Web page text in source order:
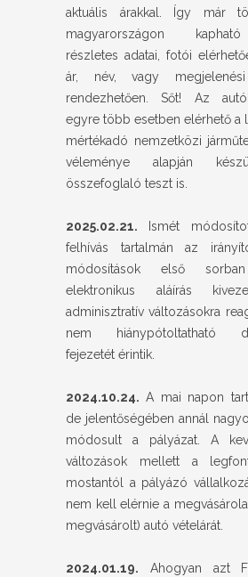
aktuális árakkal. Így már
magyarországon
részletes adatai, fotói
ár, név, vagy
rendezhetően. Sőt! Az
egyre több esetben elérhető a
mértékadó nemzetközi
véleménye alapján
összefoglaló teszt is.
2025.02.21. Ismét
felhívás tartalmán az
módosítások első
elektronikus aláírás
adminisztratív változásokra
nem hiánypótoltatható
fejezetét érintik.
2024.10.24. A mai napon
de jelentőségében annál
módosult a pályázat. A
változások mellett a
mostantól a pályázó
nem kell elérnie a
megvásárolt) autó vételárát.
2024.01.19. Ahogyan azt